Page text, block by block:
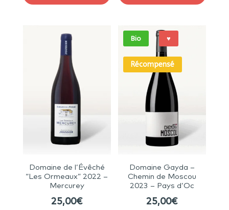
Domaine de l’Évêché
“Les Ormeaux” 2022 –
Mercurey
25,00€
Bio ♥
Récompensé
Domaine Gayda –
Chemin de Moscou
2023 – Pays d’Oc
25,00€